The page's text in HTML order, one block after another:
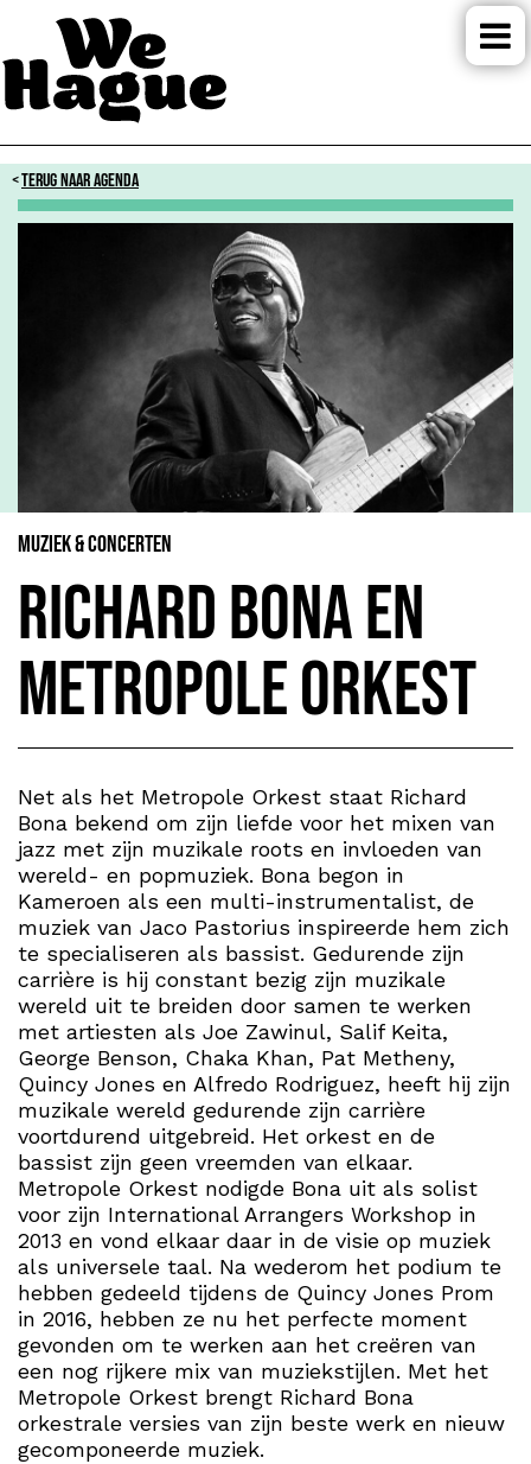
TERUG NAAR AGENDA
Muziek & Concerten
Richard Bona en
Metropole Orkest
Net als het Metropole Orkest staat Richard
Bona bekend om zijn liefde voor het mixen van
jazz met zijn muzikale roots en invloeden van
wereld- en popmuziek. Bona begon in
Kameroen als een multi-instrumentalist, de
muziek van Jaco Pastorius inspireerde hem zich
te specialiseren als bassist. Gedurende zijn
carrière is hij constant bezig zijn muzikale
wereld uit te breiden door samen te werken
met artiesten als Joe Zawinul, Salif Keita,
George Benson, Chaka Khan, Pat Metheny,
Quincy Jones en Alfredo Rodriguez, heeft hij zijn
muzikale wereld gedurende zijn carrière
voortdurend uitgebreid. Het orkest en de
bassist zijn geen vreemden van elkaar.
Metropole Orkest nodigde Bona uit als solist
voor zijn International Arrangers Workshop in
2013 en vond elkaar daar in de visie op muziek
als universele taal. Na wederom het podium te
hebben gedeeld tijdens de Quincy Jones Prom
in 2016, hebben ze nu het perfecte moment
gevonden om te werken aan het creëren van
een nog rijkere mix van muziekstijlen. Met het
Metropole Orkest brengt Richard Bona
orkestrale versies van zijn beste werk en nieuw
gecomponeerde muziek.